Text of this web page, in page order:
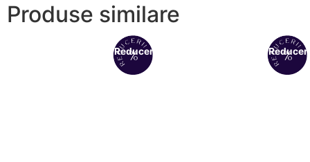
Produse similare
Reduceri!